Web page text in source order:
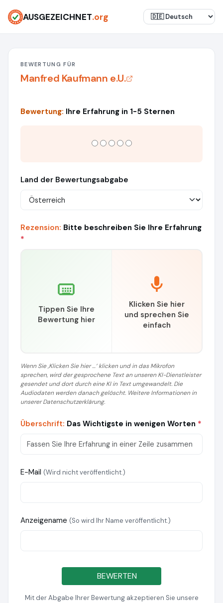
AUSGEZEICHNET.org
BEWERTUNG FÜR
Manfred Kaufmann e.U.
Bewertung: Ihre Erfahrung in 1-5 Sternen
Land der Bewertungsabgabe
Rezension: Bitte beschreiben Sie Ihre Erfahrung
*
Tippen Sie Ihre
Bewertung hier
Klicken Sie hier
und sprechen Sie
einfach
Wenn Sie ‚Klicken Sie hier …‘ klicken und in das Mikrofon
sprechen, wird der gesprochene Text an unseren KI-Dienstleister
gesendet und dort durch eine KI in Text umgewandelt. Die
Audiodaten werden danach gelöscht. Weitere Informationen in
unserer Datenschutzerklärung.
Überschrift: Das Wichtigste in wenigen Worten *
E-Mail (Wird nicht veröffentlicht.)
Anzeigename (So wird Ihr Name veröffentlicht.)
BEWERTEN
Mit der Abgabe Ihrer Bewertung akzeptieren Sie unsere